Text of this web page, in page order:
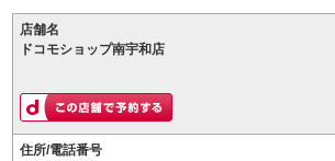
店舗名
ドコモショップ南宇和店
住所/電話番号